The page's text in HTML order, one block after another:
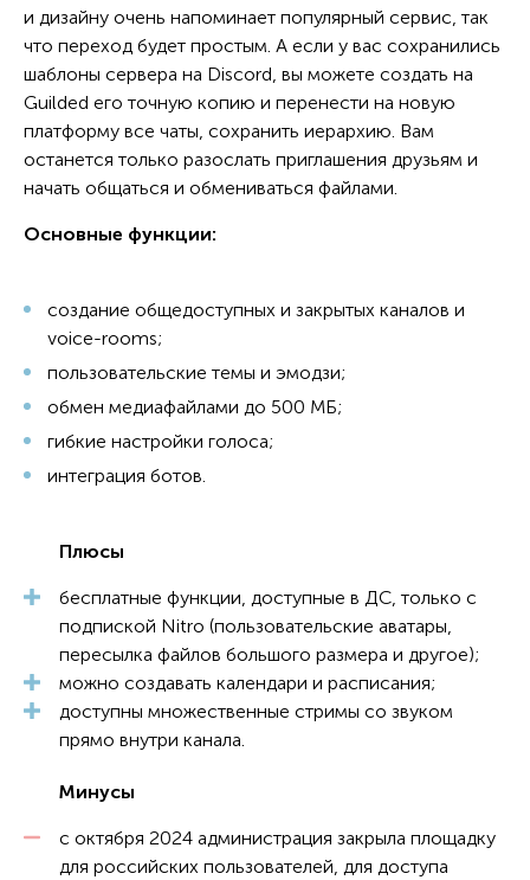
и дизайну очень напоминает популярный сервис, так
что переход будет простым. А если у вас сохранились
шаблоны сервера на Discord, вы можете создать на
Guilded его точную копию и перенести на новую
платформу все чаты, сохранить иерархию. Вам
останется только разослать приглашения друзьям и
начать общаться и обмениваться файлами.
Основные функции:
создание общедоступных и закрытых каналов и
voice-rooms;
пользовательские темы и эмодзи;
обмен медиафайлами до 500 МБ;
гибкие настройки голоса;
интеграция ботов.
Плюсы
бесплатные функции, доступные в ДС, только с
подпиской Nitro (пользовательские аватары,
пересылка файлов большого размера и другое);
можно создавать календари и расписания;
доступны множественные стримы со звуком
прямо внутри канала.
Минусы
с октября 2024 администрация закрыла площадку
для российских пользователей, для доступа